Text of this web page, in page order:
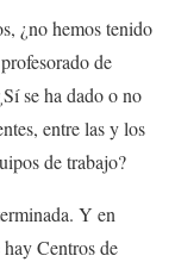
¿no hemos tenido
de
se ha dado o no
entre las y los
de trabajo?
Y en
Centros de